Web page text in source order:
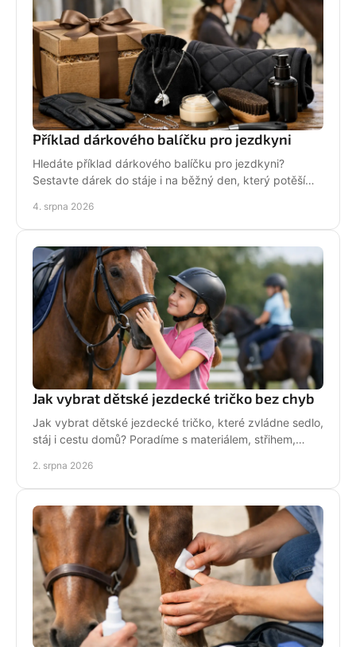
Příklad dárkového balíčku pro jezdkyni
Hledáte příklad dárkového balíčku pro jezdkyni?
Sestavte dárek do stáje i na běžný den, který potěší
4. srpna 2026
Jak vybrat dětské jezdecké tričko bez chyb
Jak vybrat dětské jezdecké tričko, které zvládne sedlo,
stáj i cestu domů? Poradíme s materiálem, střihem,
2. srpna 2026